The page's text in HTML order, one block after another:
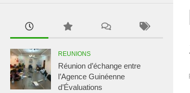
REUNIONS
Réunion d’échange entre
l’Agence Guinéenne
d’Évaluations